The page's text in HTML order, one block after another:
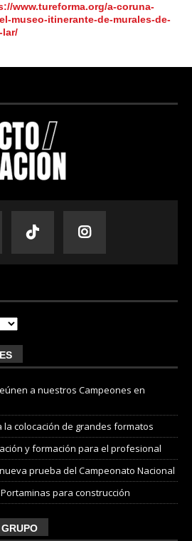
www.tureforma.org/a-coruna-
museo-itinerante-de-murales-de-
lar/
a nuestros Campeones en
colocación de grandes formatos
y formación para el profesional
prueba del Campeonato Nacional
para construcción